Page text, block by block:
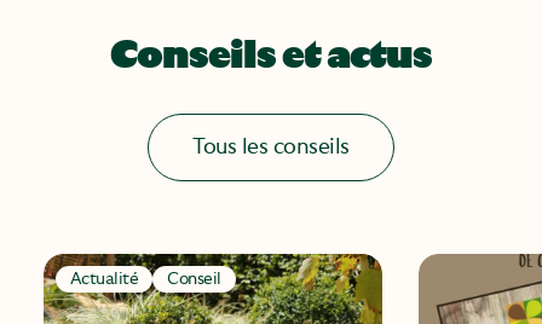
Conseils et actus
Tous les conseils
Actualité Conseil